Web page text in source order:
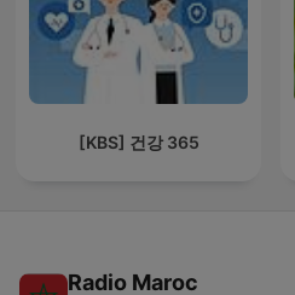
[KBS] 건강 365
Radio Maroc